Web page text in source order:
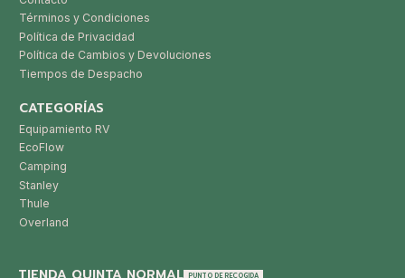
Términos y Condiciones
Política de Privacidad
Política de Cambios y Devoluciones
Tiempos de Despacho
CATEGORÍAS
Equipamiento RV
EcoFlow
Camping
Stanley
Thule
Overland
PUNTO DE RECOGIDA